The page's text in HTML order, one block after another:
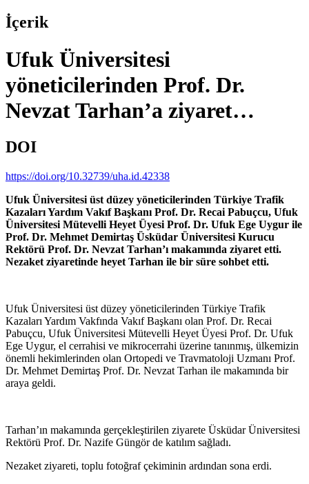
İçerik
Ufuk Üniversitesi
yöneticilerinden Prof. Dr.
Nevzat Tarhan’a ziyaret…
DOI
https://doi.org/10.32739/uha.id.42338
Ufuk Üniversitesi üst düzey yöneticilerinden Türkiye Trafik
Kazaları Yardım Vakıf Başkanı Prof. Dr. Recai Pabuçcu, Ufuk
Üniversitesi Mütevelli Heyet Üyesi Prof. Dr. Ufuk Ege Uygur ile
Prof. Dr. Mehmet Demirtaş Üsküdar Üniversitesi Kurucu
Rektörü Prof. Dr. Nevzat Tarhan’ı makamında ziyaret etti.
Nezaket ziyaretinde heyet Tarhan ile bir süre sohbet etti.
Ufuk Üniversitesi üst düzey yöneticilerinden Türkiye Trafik
Kazaları Yardım Vakfında Vakıf Başkanı olan Prof. Dr. Recai
Pabuçcu, Ufuk Üniversitesi Mütevelli Heyet Üyesi Prof. Dr. Ufuk
Ege Uygur, el cerrahisi ve mikrocerrahi üzerine tanınmış, ülkemizin
önemli hekimlerinden olan Ortopedi ve Travmatoloji Uzmanı Prof.
Dr. Mehmet Demirtaş Prof. Dr. Nevzat Tarhan ile makamında bir
araya geldi.
Tarhan’ın makamında gerçekleştirilen ziyarete Üsküdar Üniversitesi
Rektörü Prof. Dr. Nazife Güngör de katılım sağladı.
Nezaket ziyareti, toplu fotoğraf çekiminin ardından sona erdi.